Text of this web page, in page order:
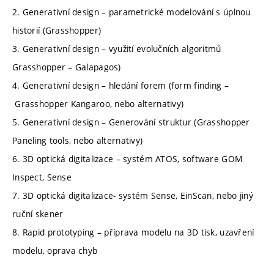
2. Generativní design – parametrické modelování s úplnou
historií (Grasshopper)
3. Generativní design – využití evolučních algoritmů
Grasshopper – Galapagos)
4. Generativní design – hledání forem (form finding –
Grasshopper Kangaroo, nebo alternativy)
5. Generativní design – Generování struktur (Grasshopper
Paneling tools, nebo alternativy)
6. 3D optická digitalizace – systém ATOS, software GOM
Inspect, Sense
7. 3D optická digitalizace- systém Sense, EinScan, nebo jiný
ruční skener
8. Rapid prototyping – příprava modelu na 3D tisk, uzavření
modelu, oprava chyb